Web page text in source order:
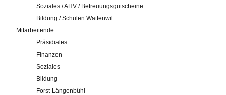
Soziales / AHV / Betreuungsgutscheine
Bildung / Schulen Wattenwil
Mitarbeitende
Präsidiales
Finanzen
Soziales
Bildung
Forst-Längenbühl